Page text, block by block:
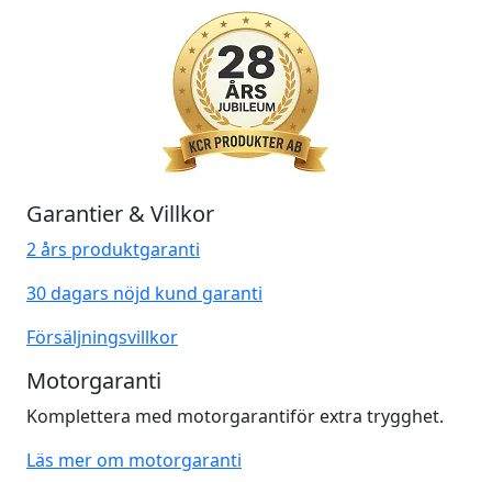
Garantier & Villkor
2 års produktgaranti
30 dagars nöjd kund garanti
Försäljningsvillkor
Motorgaranti
Komplettera med motorgarantiför extra trygghet.
Läs mer om motorgaranti